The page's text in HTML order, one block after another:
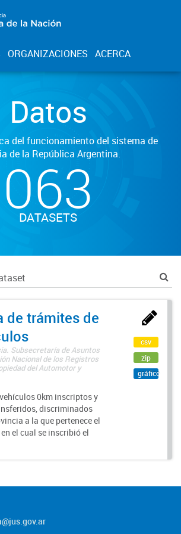
ORGANIZACIONES ACERCA
Datos
del funcionamiento del sistema de
de la República Argentina.
063
DATASETS
de trámites de
Subsecretaría de Asuntos
Nacional de los Registros
del Automotor y
0km inscriptos y
discriminados
a la que pertenece el
el cual se inscribió el
csv
zip
gráfico